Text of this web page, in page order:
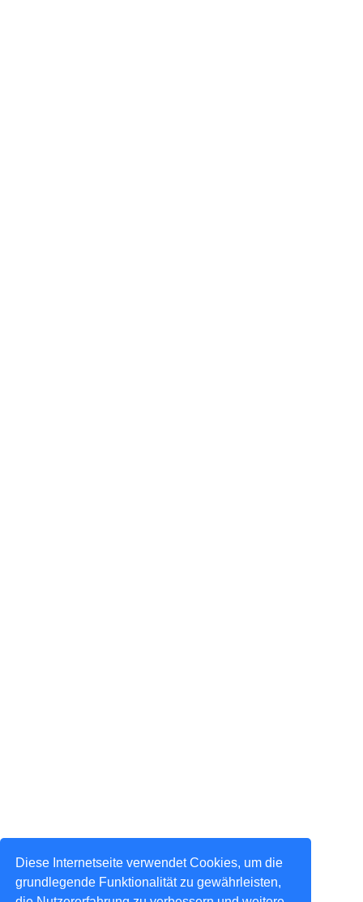
Diese Internetseite verwendet Cookies, um die
grundlegende Funktionalität zu gewährleisten,